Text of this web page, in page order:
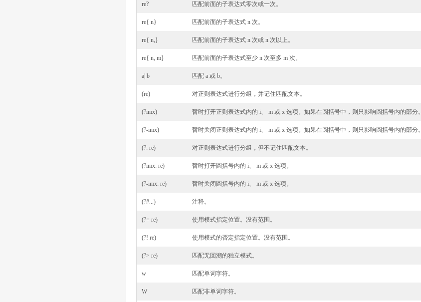
re? 匹配前面的子表达式零次或一次。
re{ n} 匹配前面的子表达式 n 次。
re{ n,} 匹配前面的子表达式 n 次或 n 次以上。
re{ n, m} 匹配前面的子表达式至少 n 次至多 m 次。
a| b 匹配 a 或 b。
(re) 对正则表达式进行分组，并记住匹配文本。
(?imx) 暂时打开正则表达式内的 i、 m 或 x 选项。如果在圆括号中，则只影响圆括号内的部分。
(?-imx) 暂时关闭正则表达式内的 i、 m 或 x 选项。如果在圆括号中，则只影响圆括号内的部分。
(?: re) 对正则表达式进行分组，但不记住匹配文本。
(?imx: re) 暂时打开圆括号内的 i、 m 或 x 选项。
(?-imx: re) 暂时关闭圆括号内的 i、 m 或 x 选项。
(?#...) 注释。
(?= re) 使用模式指定位置。没有范围。
(?! re) 使用模式的否定指定位置。没有范围。
(?> re) 匹配无回溯的独立模式。
w 匹配单词字符。
W 匹配非单词字符。